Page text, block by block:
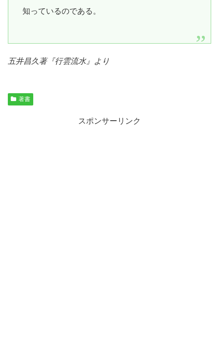
知っているのである。
五井昌久著『行雲流水』より
著書
スポンサーリンク